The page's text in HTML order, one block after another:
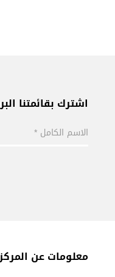
اشترك بقائمتنا
معلومات عن